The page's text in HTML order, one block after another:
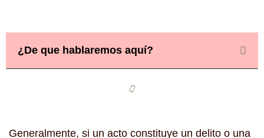
¿De que hablaremos aquí?
Generalmente, si un acto constituye un delito o una